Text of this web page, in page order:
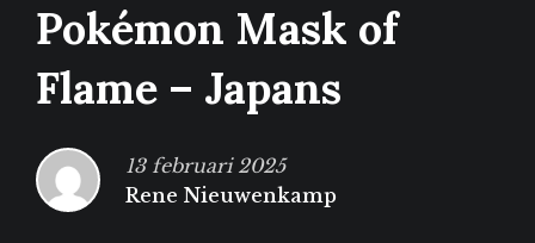
Pokémon Mask of
Flame – Japans
13 februari 2025
Rene Nieuwenkamp